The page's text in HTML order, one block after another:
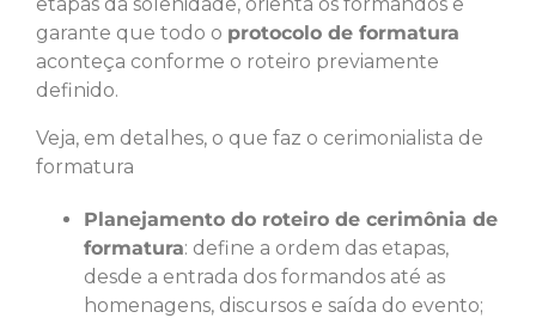
garante que todo o protocolo de formatura
aconteça conforme o roteiro previamente
definido.
Veja, em detalhes, o que faz o cerimonialista de
formatura
Planejamento do roteiro de cerimônia de
formatura: define a ordem das etapas,
desde a entrada dos formandos até as
homenagens, discursos e saída do evento;